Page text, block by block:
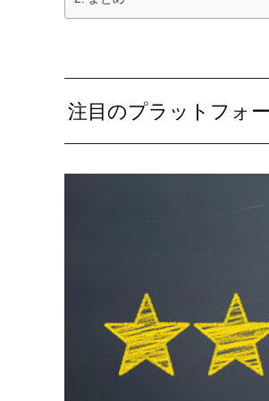
注目のプラットフォ